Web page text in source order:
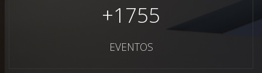
+1755
EVENTOS